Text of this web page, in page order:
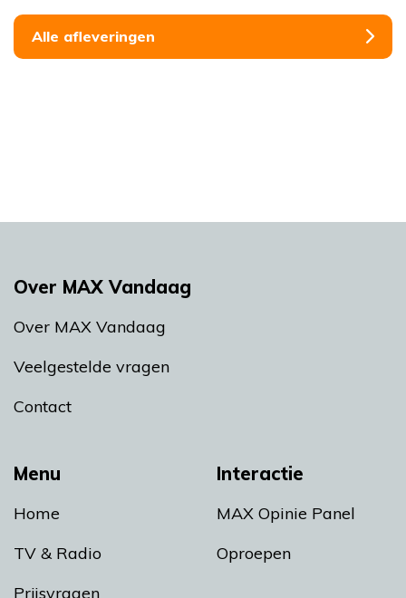
Alle afleveringen
Menu
Home
TV & Radio
Prijsvragen
Interactie
MAX Opinie Panel
Oproepen
Over MAX Vandaag
Over MAX Vandaag
Veelgestelde vragen
Contact